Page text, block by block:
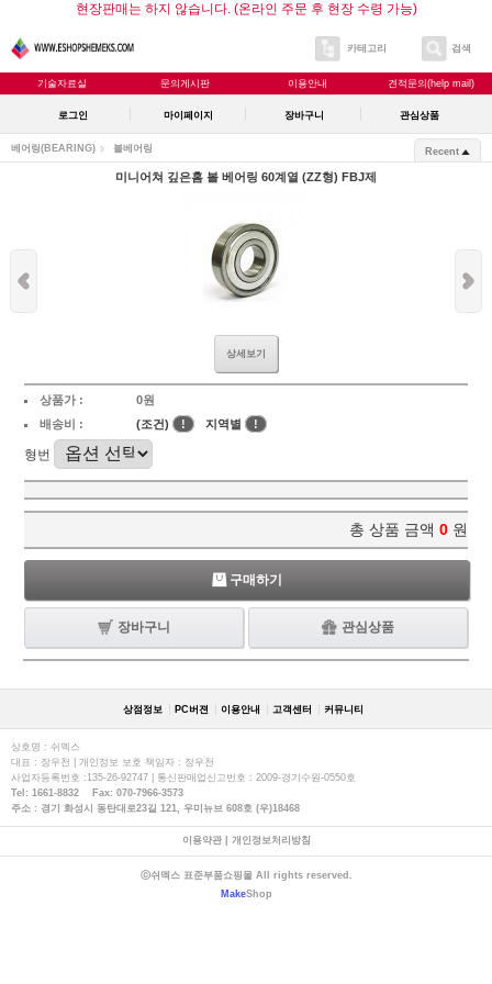
현장판매는 하지 않습니다. (온라인 주문 후 현장 수령 가능)
카테고리 검색
기술자료실 문의게시판 이용안내 견적문의(help mail)
로그인 마이페이지 장바구니 관심상품
베어링(BEARING) 볼베어링 Recent
미니어쳐 깊은홈 볼 베어링 60계열 (ZZ형) FBJ제
상세보기
상품가 :
0원
배송비 :
(조건) ! 지역별 !
형번
총 상품 금액 0 원
구매하기
장바구니 관심상품
상점정보 PC버젼 이용안내 고객센터 커뮤니티
상호명 : 쉬멕스
대표 : 장우천 | 개인정보 보호 책임자 : 장우천
사업자등록번호 :135-26-92747 | 통신판매업신고번호 : 2009-경기수원-0550호
Tel: 1661-8832 Fax: 070-7966-3573
주소 : 경기 화성시 동탄대로23길 121, 우미뉴브 608호 (우)18468
이용약관| 개인정보처리방침
ⓒ쉬멕스 표준부품쇼핑몰 All rights reserved.
MakeShop